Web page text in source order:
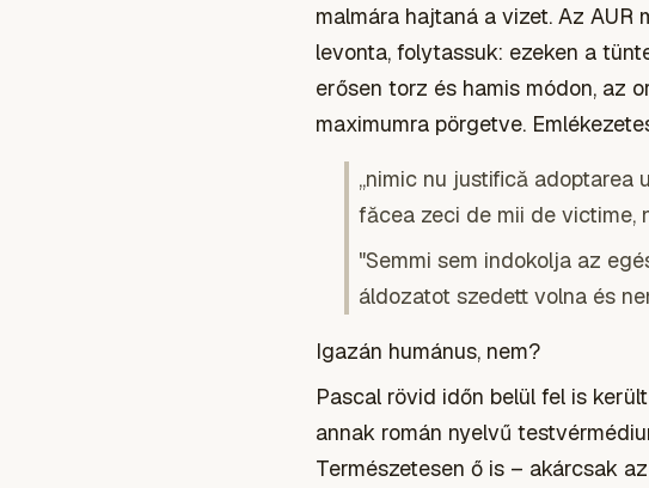
malmára hajtaná a vizet. Az AUR
levonta, folytassuk: ezeken a
erősen torz és hamis módon, az
maximumra pörgetve.
„nimic nu justifică adoptarea
făcea zeci de mii de victime,
"Semmi sem indokolja az
áldozatot szedett volna és
Igazán humánus, nem?
Pascal rövid időn belül fel is
annak román nyelvű
Természetesen ő is – akárcsak